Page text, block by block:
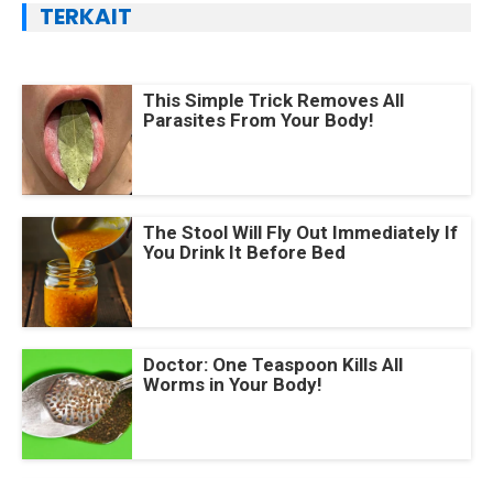
TERKAIT
This Simple Trick Removes All
Parasites From Your Body!
The Stool Will Fly Out Immediately If
You Drink It Before Bed
Doctor: One Teaspoon Kills All
Worms in Your Body!